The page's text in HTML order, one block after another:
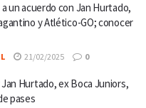
un acuerdo con Jan Hurtado,
y Atlético-GO; conocer
21/02/2025 0
Hurtado, ex Boca Juniors,
pases